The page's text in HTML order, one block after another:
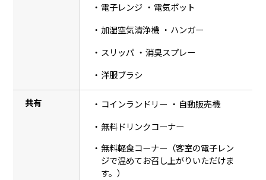
電子レンジ
電気ポット
加湿空気清浄機
ハンガー
スリッパ
消臭スプレー
洋服ブラシ
共有 コインランドリー
自動販売機
無料ドリンクコーナー
無料軽食コーナー（客室の電子レン
ジで温めてお召し上がりいただけま
す。）